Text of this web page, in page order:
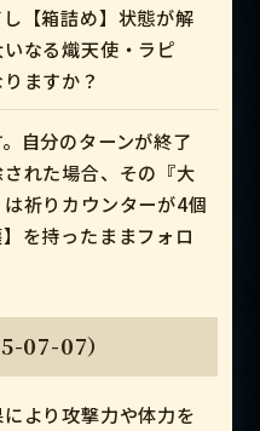
【箱詰め】状態が解
なる熾天使・ラピ
ますか？
自分のターンが終了
れた場合、その『大
祈りカウンターが4個
を持ったままフォロ
07-07）
より攻撃力や体力を